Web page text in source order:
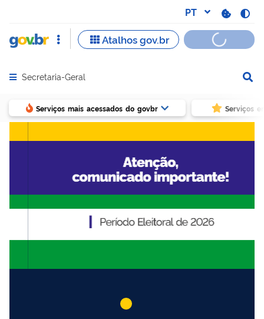
Abrir menu principal de navegação
Secretaria-Geral
Serviços mais acessados do govbr Serviços